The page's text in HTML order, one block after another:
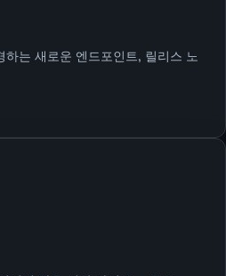
는 새로운 엔드포인트, 릴리스 노